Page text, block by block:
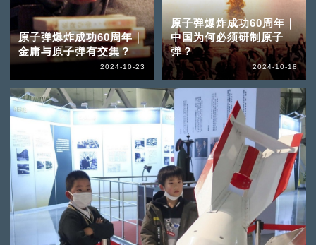
原子弹爆炸成功60周年｜
金庸与原子弹有交集？
2024-10-23
原子弹爆炸成功60周年｜
中国为何必须研制原子
弹？
2024-10-18